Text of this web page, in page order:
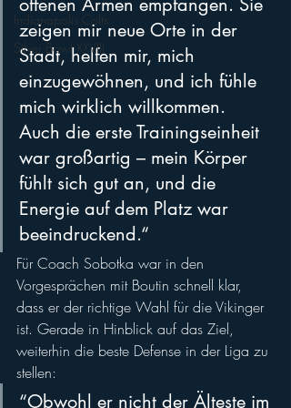
Indianapolis Colts
Silver Bowl XXVIII
zeigen mir neue Orte in der
Stadt, helfen mir, mich
einzugewöhnen, und ich fühle
mich wirklich willkommen.
Auch die erste Trainingseinheit
war großartig – mein Körper
fühlt sich gut an, und die
Energie auf dem Platz war
beeindruckend.“
Für Coach Sobotka war in den
Vorgesprächen mit Boutin schnell klar,
dass er der richtige Wahl für die Vikinger
ist. Gerade in Hinblick auf das Ziel,
weiterhin die beste Defense in der Liga zu
stellen:
“Obwohl er nicht der Älteste im